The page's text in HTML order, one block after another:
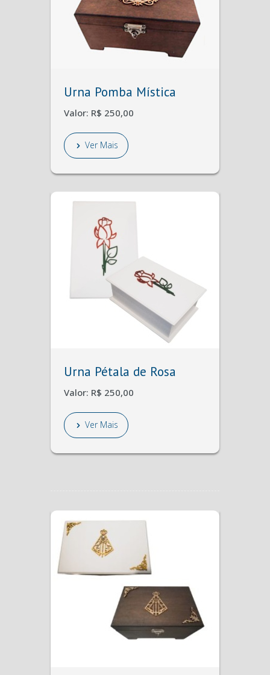
Urna Pomba Mística
Valor: R$ 250,00
Ver Mais
Urna Pétala de Rosa
Valor: R$ 250,00
Ver Mais